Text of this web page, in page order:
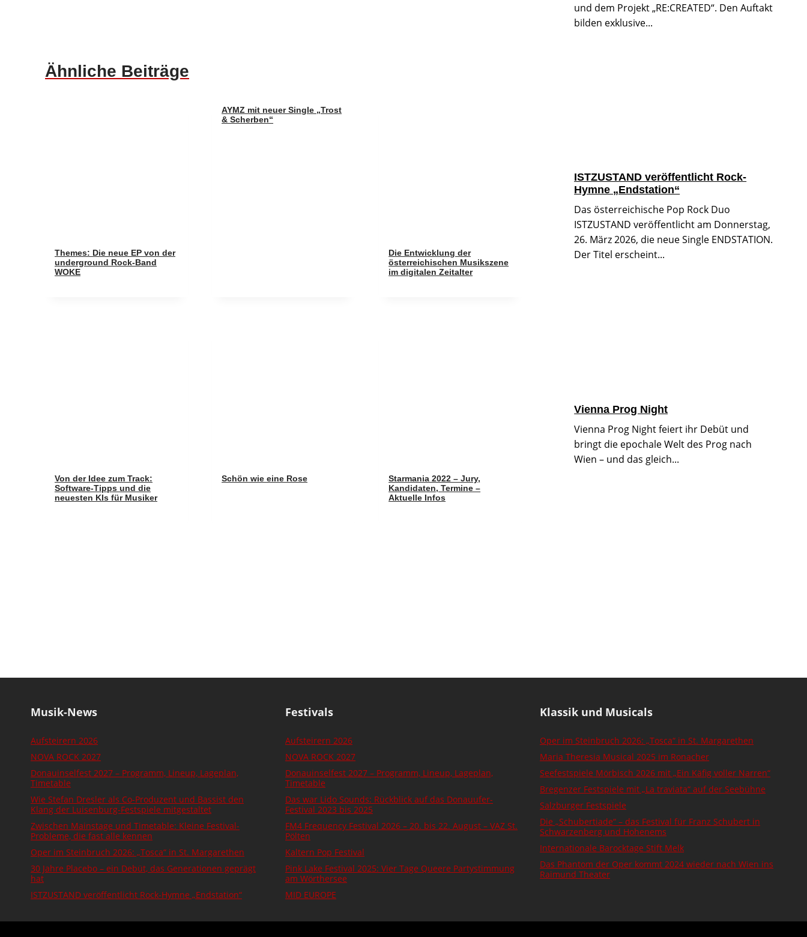
Ähnliche Beiträge
Themes: Die neue EP von der
underground Rock-Band
WOKE
AYMZ mit neuer Single „Trost
& Scherben“
Die Entwicklung der
österreichischen Musikszene
im digitalen Zeitalter
Von der Idee zum Track:
Software-Tipps und die
neuesten KIs für Musiker
Schön wie eine Rose
Starmania 2022 – Jury,
Kandidaten, Termine –
Aktuelle Infos
und dem Projekt „RE:CREATED“. Den Auftakt
bilden exklusive...
ISTZUSTAND veröffentlicht Rock-
Hymne „Endstation“
Das österreichische Pop Rock Duo
ISTZUSTAND veröffentlicht am Donnerstag,
26. März 2026, die neue Single ENDSTATION.
Der Titel erscheint...
Vienna Prog Night
Vienna Prog Night feiert ihr Debüt und
bringt die epochale Welt des Prog nach
Wien – und das gleich...
Musik-News
Aufsteirern 2026
NOVA ROCK 2027
Donauinselfest 2027 – Programm, Lineup, Lageplan,
Timetable
Wie Stefan Dresler als Co-Produzent und Bassist den
Klang der Luisenburg-Festspiele mitgestaltet
Zwischen Mainstage und Timetable: Kleine Festival-
Probleme, die fast alle kennen
Oper im Steinbruch 2026: „Tosca“ in St. Margarethen
30 Jahre Placebo – ein Debüt, das Generationen geprägt
hat
ISTZUSTAND veröffentlicht Rock-Hymne „Endstation“
Festivals
Aufsteirern 2026
NOVA ROCK 2027
Donauinselfest 2027 – Programm, Lineup, Lageplan,
Timetable
Das war Lido Sounds: Rückblick auf das Donauufer-
Festival 2023 bis 2025
FM4 Frequency Festival 2026 – 20. bis 22. August – VAZ St.
Pölten
Kaltern Pop Festival
Pink Lake Festival 2025: Vier Tage Queere Partystimmung
am Wörthersee
MID EUROPE
Klassik und Musicals
Oper im Steinbruch 2026: „Tosca“ in St. Margarethen
Maria Theresia Musical 2025 im Ronacher
Seefestspiele Mörbisch 2026 mit „Ein Käfig voller Narren“
Bregenzer Festspiele mit „La traviata“ auf der Seebühne
Salzburger Festspiele
Die „Schubertiade“ – das Festival für Franz Schubert in
Schwarzenberg und Hohenems
Internationale Barocktage Stift Melk
Das Phantom der Oper kommt 2024 wieder nach Wien ins
Raimund Theater